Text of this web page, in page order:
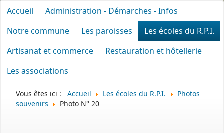
Accueil
Administration - Démarches - Infos
Notre commune
Les paroisses
Les écoles du R.P.I.
Artisanat et commerce
Restauration et hôtellerie
Les associations
Vous êtes ici : Accueil Les écoles du R.P.I.
Photos
souvenirs
Photo N° 20